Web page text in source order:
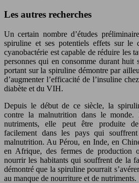
Les autres recherches
Un certain nombre d’études
spiruline et ses potentiels effets sur le
cyanobactérie est capable de réduire les
personnes qui en consomme durant huit
portant sur la spiruline démontre par
d’augmenter l’efficacité de l’insuline
diabète et du VIH.
Depuis le début de ce siècle, la
contre la malnutrition dans le monde.
nutriments, elle peut être produite
facilement dans les pays qui
malnutrition. Au Pérou, en Inde, en
en Afrique, des fermes de production
nourrir les habitants qui souffrent de la
démontré que la spiruline pourrait
au manque de nourriture et de nutriments.